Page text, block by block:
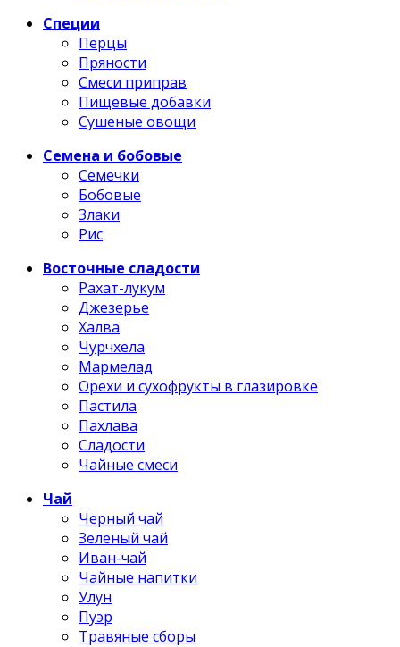
Специи
Перцы
Пряности
Смеси приправ
Пищевые добавки
Сушеные овощи
Семена и бобовые
Семечки
Бобовые
Злаки
Рис
Восточные сладости
Рахат-лукум
Джезерье
Халва
Чурчхела
Мармелад
Орехи и сухофрукты в глазировке
Пастила
Пахлава
Сладости
Чайные смеси
Чай
Черный чай
Зеленый чай
Иван-чай
Чайные напитки
Улун
Пуэр
Травяные сборы